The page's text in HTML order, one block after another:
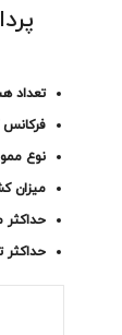
تعداد
فرکانس
نوع
میزان
حداکثر
حداکثر